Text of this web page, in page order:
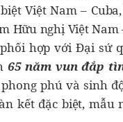
Việt Nam –
Hữu nghị Việt Nam
hợp với Đại sứ
65 năm vun đắp
phú và sinh
kết đặc biệt, mẫu